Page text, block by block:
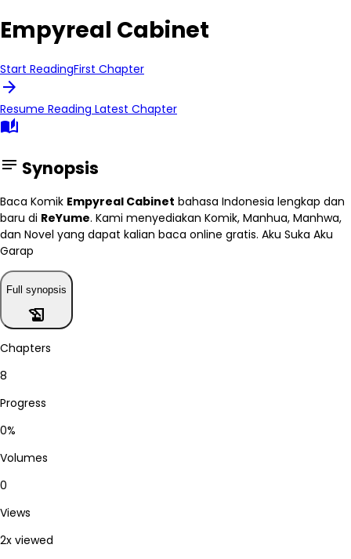
Empyreal Cabinet
Start ReadingFirst Chapter
arrow_forward
Resume Reading Latest Chapter
auto_stories
notes Synopsis
Baca Komik Empyreal Cabinet bahasa Indonesia lengkap dan
baru di ReYume. Kami menyediakan Komik, Manhua, Manhwa,
dan Novel yang dapat kalian baca online gratis. Aku Suka Aku
Garap
Full synopsis
history_edu
Chapters
8
Progress
0%
Volumes
0
Views
2x viewed